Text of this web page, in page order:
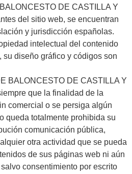
DE CASTILLA Y
del sitio web, se encuentran
y jurisdicción españolas.
intelectual del contenido
su diseño gráfico y códigos son
BALONCESTO DE CASTILLA Y
que la finalidad de la
comercial o se persiga algún
queda totalmente prohibida su
comunicación pública,
otra actividad que se pueda
de sus páginas web ni aún
consentimiento por escrito